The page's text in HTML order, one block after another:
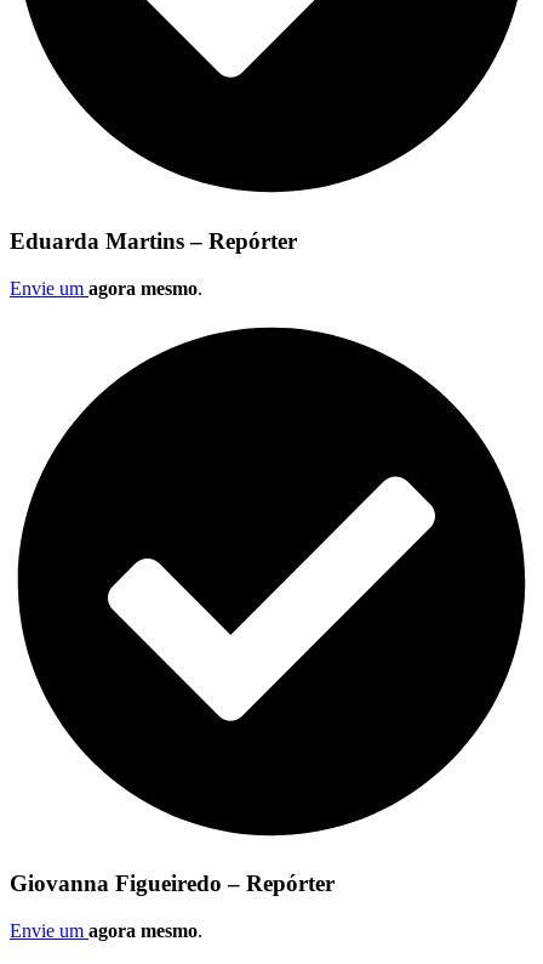
Eduarda Martins – Repórter
Envie um agora mesmo.
Giovanna Figueiredo – Repórter
Envie um agora mesmo.